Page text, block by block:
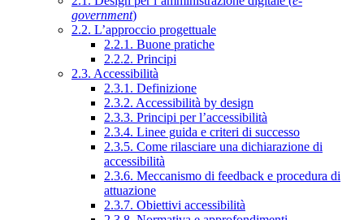
government)
2.2. L’approccio progettuale
2.2.1. Buone pratiche
2.2.2. Principi
2.3. Accessibilità
2.3.1. Definizione
2.3.2. Accessibilità by design
2.3.3. Principi per l’accessibilità
2.3.4. Linee guida e criteri di successo
2.3.5. Come rilasciare una dichiarazione di
accessibilità
2.3.6. Meccanismo di feedback e procedura di
attuazione
2.3.7. Obiettivi accessibilità